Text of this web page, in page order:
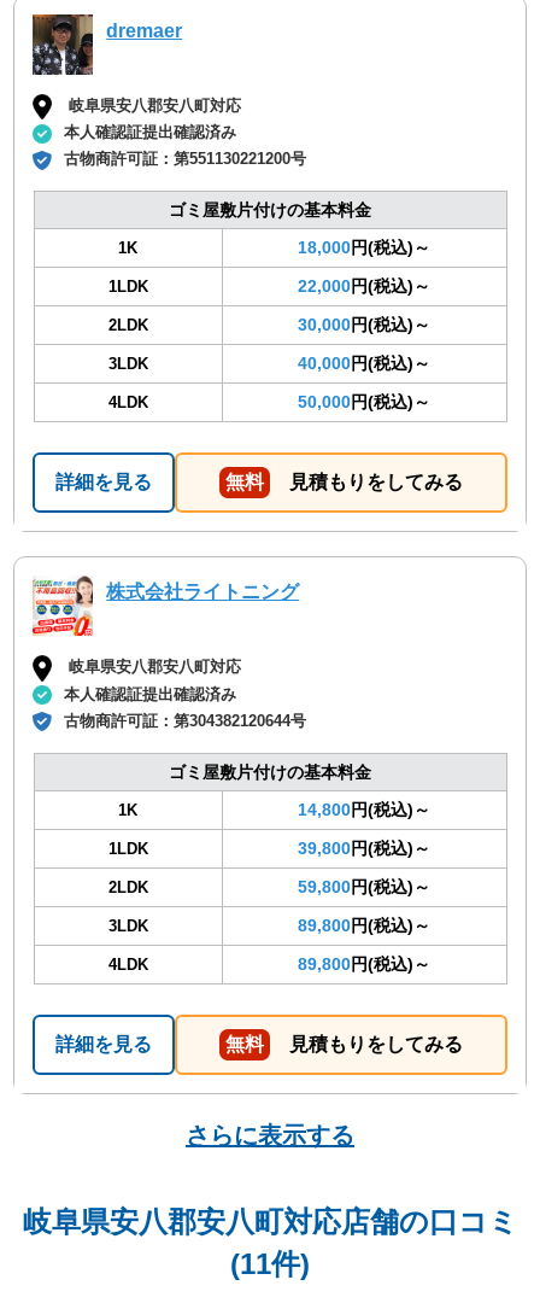
dremaer
岐阜県安八郡安八町対応
本人確認証提出確認済み
古物商許可証：第551130221200号
ゴミ屋敷片付けの基本料金
1K 18,000円(税込)～
1LDK 22,000円(税込)～
2LDK 30,000円(税込)～
3LDK 40,000円(税込)～
4LDK 50,000円(税込)～
詳細を見る 無料 見積もりをしてみる
株式会社ライトニング
岐阜県安八郡安八町対応
本人確認証提出確認済み
古物商許可証：第304382120644号
ゴミ屋敷片付けの基本料金
1K 14,800円(税込)～
1LDK 39,800円(税込)～
2LDK 59,800円(税込)～
3LDK 89,800円(税込)～
4LDK 89,800円(税込)～
詳細を見る 無料 見積もりをしてみる
さらに表示する
岐阜県安八郡安八町対応店舗の口コミ
(11件)